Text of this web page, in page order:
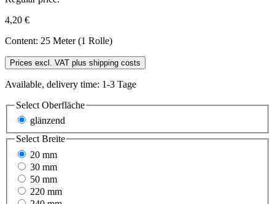
4,20 €
Content: 25 Meter (1 Rolle)
Prices excl. VAT plus shipping costs
Available, delivery time: 1-3 Tage
Select Oberfläche
glänzend
SelectBreite
20 mm
30 mm
50 mm
220 mm